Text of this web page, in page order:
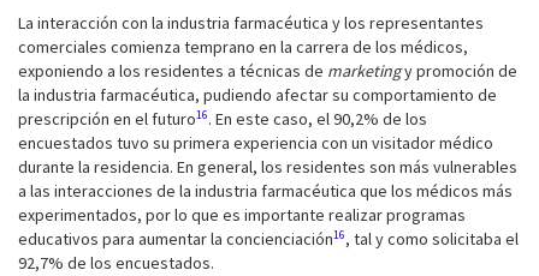
La interacción con la industria farmacéutica y los representantes
comerciales comienza temprano en la carrera de los médicos,
exponiendo a los residentes a técnicas de marketingy promoción de
la industria farmacéutica, pudiendo afectar su comportamiento de
prescripción en el futuro16. En este caso, el 90,2% de los
encuestados tuvo su primera experiencia con un visitador médico
durante la residencia. En general, los residentes son más vulnerables
a las interacciones de la industria farmacéutica que los médicos más
experimentados, por lo que es importante realizar programas
educativos para aumentar la concienciación16, tal y como solicitaba el
92,7% de los encuestados.